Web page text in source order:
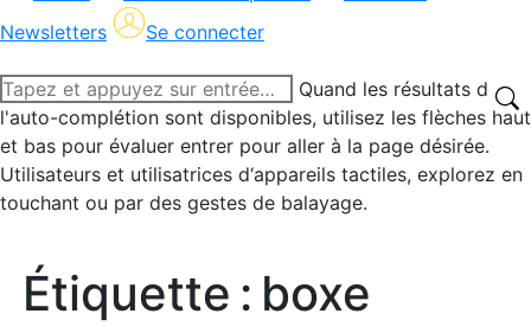
Newsletters
Se connecter
Recherche
:
Quand les résultats de
l'auto-complétion sont disponibles, utilisez les flèches haut
et bas pour évaluer entrer pour aller à la page désirée.
Utilisateurs et utilisatrices d‘appareils tactiles, explorez en
touchant ou par des gestes de balayage.
Étiquette : boxe